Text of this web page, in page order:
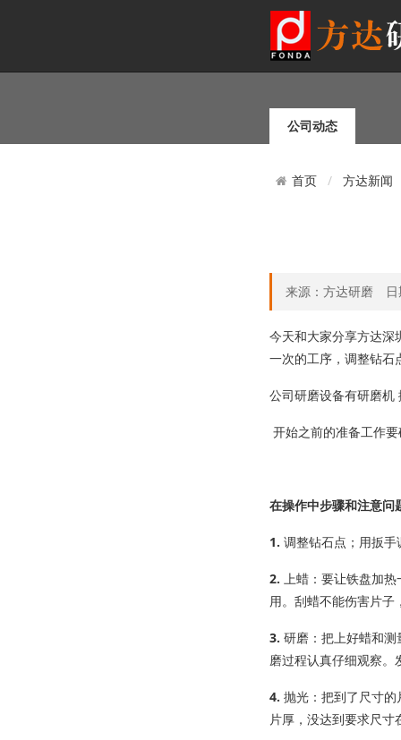
公司动态
首页 方达新闻
来源：方达研磨
今天和大家分享方达深
一次的工序，调整钻石
公司研磨设备有研磨机
开始之前的准备工作
在操作中步骤和注意问
1. 调整钻石点；用扳
2. 上蜡：要让铁盘加
用。刮蜡不能伤害片子
3. 研磨：把上好蜡和
磨过程认真仔细观察。
4. 抛光：把到了尺寸
片厚，没达到要求尺寸